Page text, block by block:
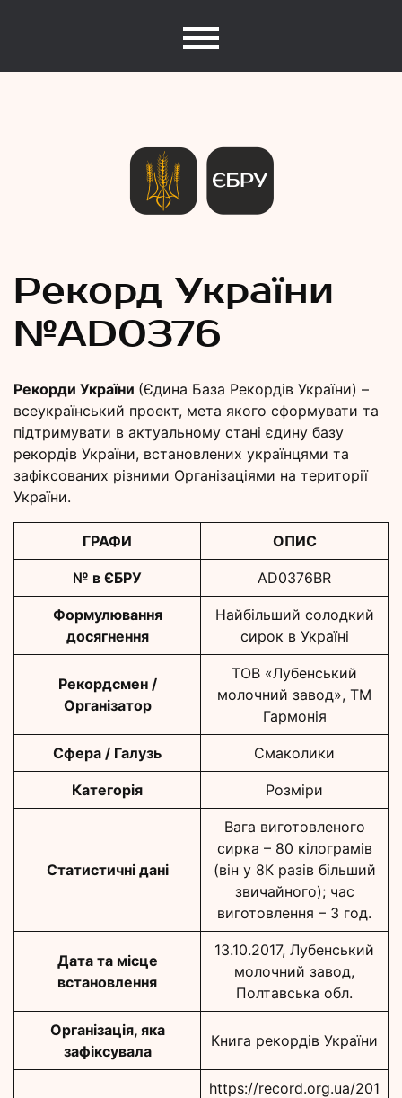
Рекорди
України
Рекорд України
№АD0376
Рекорди України (Єдина База Рекордів України) –
всеукраїнський проект, мета якого сформувати та
підтримувати в актуальному стані єдину базу
рекордів України, встановлених українцями та
зафіксованих різними Організаціями на території
України.
ГРАФИ ОПИС
№ в ЄБРУ AD0376BR
Формулювання
досягнення
Найбільший солодкий
сирок в Україні
Рекордсмен /
Організатор
ТОВ «Лубенський
молочний завод», ТМ
Гармонія
Сфера / Галузь Смаколики
Категорія Розміри
Статистичні дані
Вага виготовленого
сирка – 80 кілограмів
(він у 8К разів більший
звичайного); час
виготовлення – 3 год.
Дата та місце
встановлення
13.10.2017, Лубенський
молочний завод,
Полтавська обл.
Організація, яка
зафіксувала
Книга рекордів України
https://record.org.ua/201